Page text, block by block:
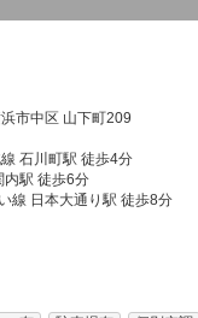
市中区 山下町209
石川町駅 徒歩4分
内駅 徒歩6分
線 日本大通り駅 徒歩8分